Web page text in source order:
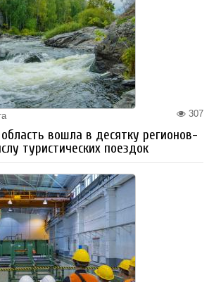
307
вошла в десятку регионов-
туристических поездок